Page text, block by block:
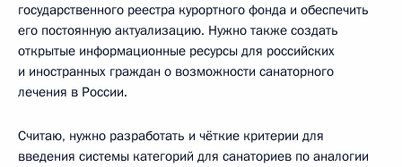
государственного реестра курортного фонда и обеспечить
его постоянную актуализацию. Нужно также создать
открытые информационные ресурсы для российских
и иностранных граждан о возможности санаторного
лечения в России.
Считаю, нужно разработать и чёткие критерии для
введения системы категорий для санаториев по аналогии